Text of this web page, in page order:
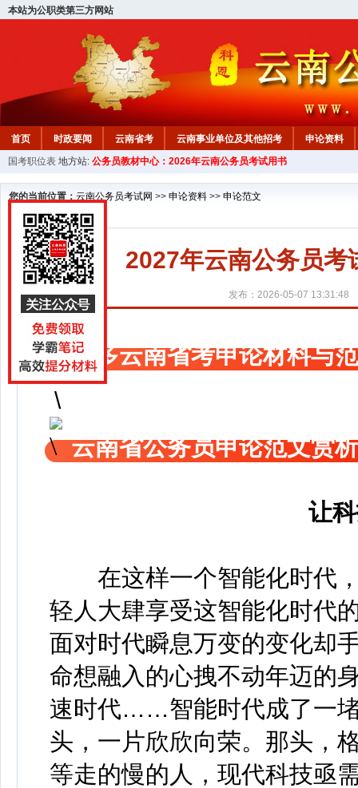
本站为公职类第三方网站
首页 时政要闻 云南省考 云南事业单位及其他招考
申论资料
国考职位表 地方站: 公务员教材中心：2026年云南公务员考试用书
您的当前位置： 云南公务员考试网 >> 申论资料 >> 申论范文
2027年云南公务员考
发布：2026-05-07 13:31:48
更多云南省考申论材料与
云南省公务员申论范文赏析
让
在这样一个智能化时代，
轻人大肆享受这智能化时代
面对时代瞬息万变的变化却
命想融入的心拽不动年迈的
速时代……智能时代成了一
头，一片欣欣向荣。那头，
等走的慢的人，现代科技亟